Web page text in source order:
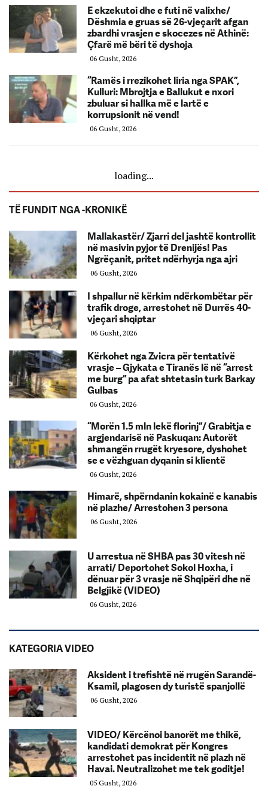
E ekzekutoi dhe e futi në valixhe/
Dëshmia e gruas së 26-vjeçarit afgan
zbardhi vrasjen e skocezes në Athinë:
Çfarë më bëri të dyshoja
06 Gusht, 2026
“Ramës i rrezikohet liria nga SPAK”,
Kulluri: Mbrojtja e Ballukut e nxori
zbuluar si hallka më e lartë e
korrupsionit në vend!
06 Gusht, 2026
loading...
TË FUNDIT NGA -KRONIKË
Mallakastër/ Zjarri del jashtë kontrollit
në masivin pyjor të Drenijës! Pas
Ngrëçanit, pritet ndërhyrja nga ajri
06 Gusht, 2026
I shpallur në kërkim ndërkombëtar për
trafik droge, arrestohet në Durrës 40-
vjeçari shqiptar
06 Gusht, 2026
Kërkohet nga Zvicra për tentativë
vrasje – Gjykata e Tiranës lë në “arrest
me burg” pa afat shtetasin turk Barkay
Gulbas
06 Gusht, 2026
“Morën 1.5 mln lekë florinj”/ Grabitja e
argjendarisë në Paskuqan: Autorët
shmangën rrugët kryesore, dyshohet
se e vëzhguan dyqanin si klientë
06 Gusht, 2026
Himarë, shpërndanin kokainë e kanabis
në plazhe/ Arrestohen 3 persona
06 Gusht, 2026
U arrestua në SHBA pas 30 vitesh në
arrati/ Deportohet Sokol Hoxha, i
dënuar për 3 vrasje në Shqipëri dhe në
Belgjikë (VIDEO)
06 Gusht, 2026
KATEGORIA VIDEO
Aksident i trefishtë në rrugën Sarandë-
Ksamil, plagosen dy turistë spanjollë
06 Gusht, 2026
VIDEO/ Kërcënoi banorët me thikë,
kandidati demokrat për Kongres
arrestohet pas incidentit në plazh në
Havai. Neutralizohet me tek goditje!
05 Gusht, 2026